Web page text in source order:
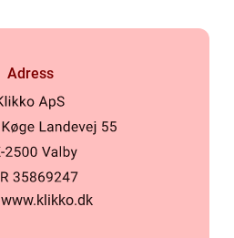
Adress
www.klikko.dk